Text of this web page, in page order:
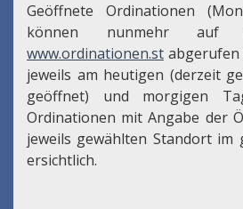
Geöffnete Ordinationen
können nunmehr auf
www.ordinationen.st abgerufen
jeweils am heutigen (derzeit
geöffnet) und morgigen
Ordinationen mit Angabe der
jeweils gewählten Standort im
ersichtlich.